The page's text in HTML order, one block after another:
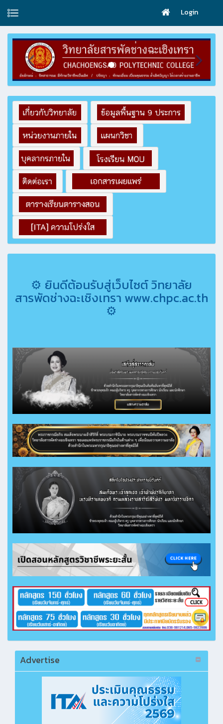
Login
⚙ ยินดีต้อนรับสู่เว็บไซต์ วิทยาลัย
สารพัดช่างฉะเชิงเทรา www.chpc.ac.th
⚙
Advertise